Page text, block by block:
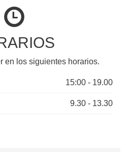
en los siguientes horarios.
15:00 - 19.00
9.30 - 13.30